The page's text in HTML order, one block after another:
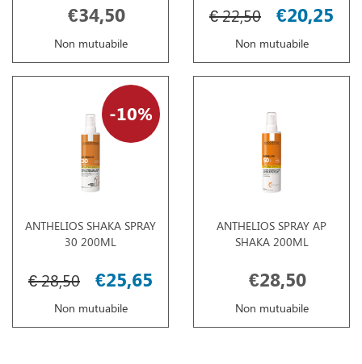
€34,50
Non mutuabile
€ 22,50 €20,25
Non mutuabile
ANTHELIOS SHAKA SPRAY
30 200ML
10%
€ 28,50 €25,65
Non mutuabile
ANTHELIOS SPRAY AP
SHAKA 200ML
€28,50
Non mutuabile